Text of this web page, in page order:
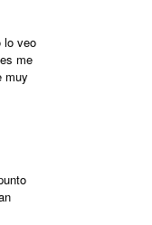
lo veo
me
muy